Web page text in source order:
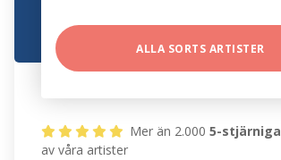
ALLA SORTS ARTISTER
Mer än 2.0005-stjärniga
av våra artister